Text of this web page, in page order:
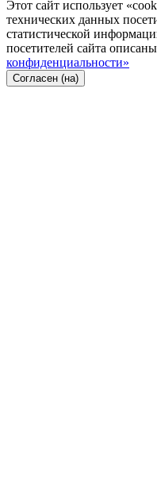
Этот сайт использует
технических данных
статистической
посетителей сайта
конфиденциальности»
Согласен (на)